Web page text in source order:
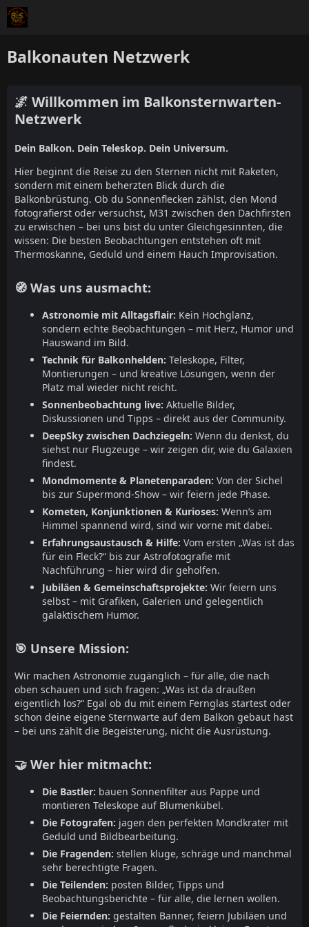
Balkonauten Netzwerk
🌌 Willkommen im Balkonsternwarten-
Netzwerk
Dein Balkon. Dein Teleskop. Dein Universum.
Hier beginnt die Reise zu den Sternen nicht mit Raketen,
sondern mit einem beherzten Blick durch die
Balkonbrüstung. Ob du Sonnenflecken zählst, den Mond
fotografierst oder versuchst, M31 zwischen den Dachfirsten
zu erwischen – bei uns bist du unter Gleichgesinnten, die
wissen: Die besten Beobachtungen entstehen oft mit
Thermoskanne, Geduld und einem Hauch Improvisation.
🧭 Was uns ausmacht:
Astronomie mit Alltagsflair: Kein Hochglanz,
sondern echte Beobachtungen – mit Herz, Humor und
Hauswand im Bild.
Technik für Balkonhelden: Teleskope, Filter,
Montierungen – und kreative Lösungen, wenn der
Platz mal wieder nicht reicht.
Sonnenbeobachtung live: Aktuelle Bilder,
Diskussionen und Tipps – direkt aus der Community.
DeepSky zwischen Dachziegeln: Wenn du denkst, du
siehst nur Flugzeuge – wir zeigen dir, wie du Galaxien
findest.
Mondmomente & Planetenparaden: Von der Sichel
bis zur Supermond-Show – wir feiern jede Phase.
Kometen, Konjunktionen & Kurioses: Wenn’s am
Himmel spannend wird, sind wir vorne mit dabei.
Erfahrungsaustausch & Hilfe: Vom ersten „Was ist das
für ein Fleck?“ bis zur Astrofotografie mit
Nachführung – hier wird dir geholfen.
Jubiläen & Gemeinschaftsprojekte: Wir feiern uns
selbst – mit Grafiken, Galerien und gelegentlich
galaktischem Humor.
🎯 Unsere Mission:
Wir machen Astronomie zugänglich – für alle, die nach
oben schauen und sich fragen: „Was ist da draußen
eigentlich los?“ Egal ob du mit einem Fernglas startest oder
schon deine eigene Sternwarte auf dem Balkon gebaut hast
– bei uns zählt die Begeisterung, nicht die Ausrüstung.
🤝 Wer hier mitmacht:
Die Bastler: bauen Sonnenfilter aus Pappe und
montieren Teleskope auf Blumenkübel.
Die Fotografen: jagen den perfekten Mondkrater mit
Geduld und Bildbearbeitung.
Die Fragenden: stellen kluge, schräge und manchmal
sehr berechtigte Fragen.
Die Teilenden: posten Bilder, Tipps und
Beobachtungsberichte – für alle, die lernen wollen.
Die Feiernden: gestalten Banner, feiern Jubiläen und